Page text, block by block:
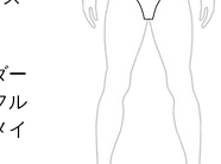
ー
ル
イ